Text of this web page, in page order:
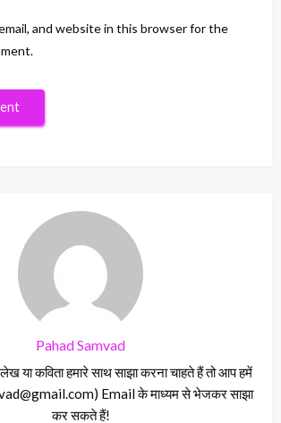
and website in this browser for the
Pahad Samvad
या कविता हमारे साथ साझा करना चाहते हैं तो आप हमें
Email के माध्यम से भेजकर साझा
कर सकते हैं!